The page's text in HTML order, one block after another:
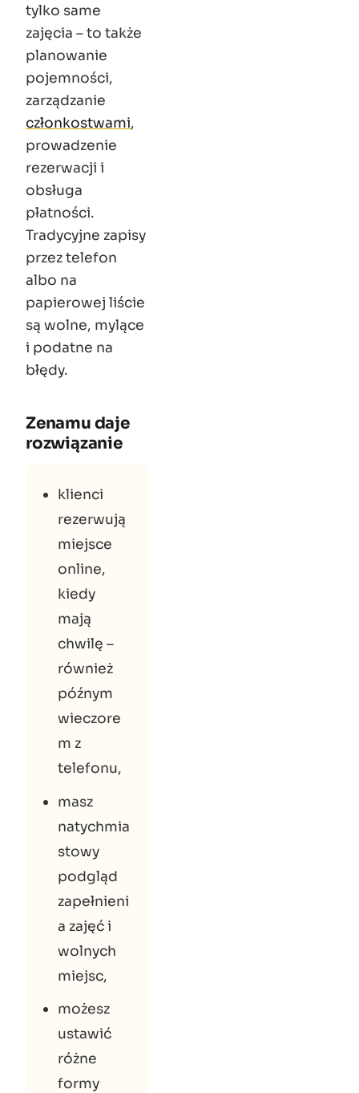
tylko same
zajęcia – to także
planowanie
pojemności,
zarządzanie
członkostwami,
prowadzenie
rezerwacji i
obsługa
płatności.
Tradycyjne zapisy
przez telefon
albo na
papierowej liście
są wolne, mylące
i podatne na
błędy.
Zenamu daje
rozwiązanie
klienci
rezerwują
miejsce
online,
kiedy
mają
chwilę –
również
późnym
wieczore
m z
telefonu,
masz
natychmia
stowy
podgląd
zapełnieni
a zajęć i
wolnych
miejsc,
możesz
ustawić
różne
formy